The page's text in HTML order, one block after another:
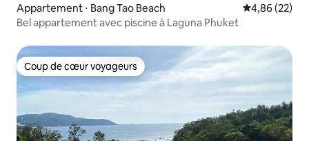
Appartement ⋅ Bang Tao Beach Évaluation
4,86 (22)
Bel appartement avec piscine à Laguna Phuket
Coup de cœur voyageurs
Coup de cœur voyageurs